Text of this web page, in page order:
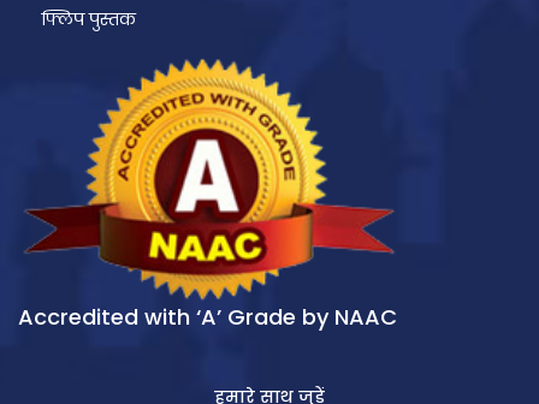
फ्लिप पुस्तक
Accredited with ‘A’ Grade by NAAC
हमारे साथ जुड़ें